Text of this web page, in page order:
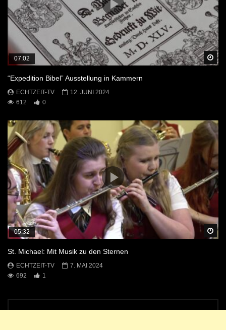
07:02
“Expedition Bibel” Ausstellung in Kammern
ECHTZEIT-TV
12. JUNI 2024
612
0
05:32
St. Michael: Mit Musik zu den Sternen
ECHTZEIT-TV
7. MAI 2024
692
1